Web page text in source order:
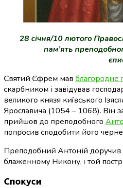
28 січня/10 лютого
пам’ять
Святий Єфрем мав благородне
скарбником і завідував
великого князя київського
Ярославича (1054 – 1068). Він
прийшов до преподобного
попросив сподобити його
Преподобний Антоній доручив
блаженному Никону, і той
Спокуси